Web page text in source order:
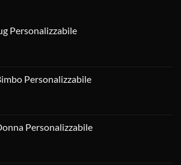
Personalizzabile
Personalizzabile
Personalizzabile